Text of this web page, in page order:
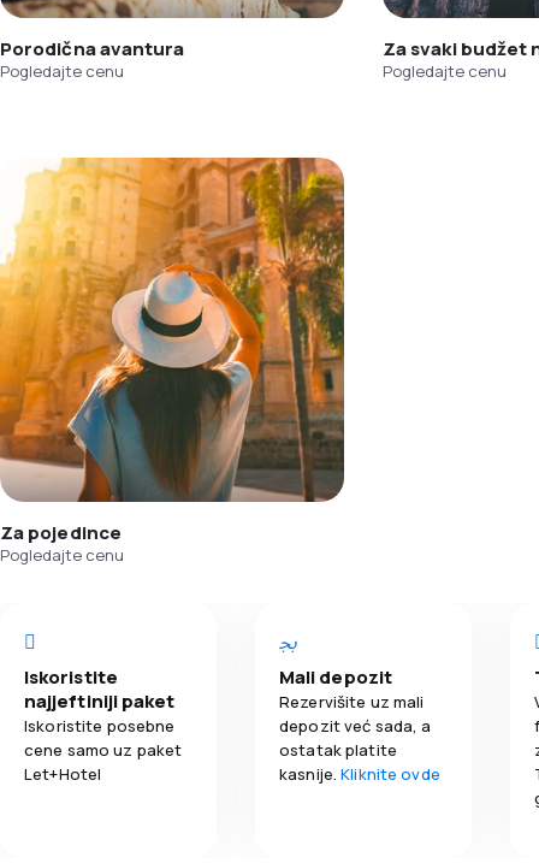
Porodična avantura
Pogledajte cenu
Za svaki budžet
Pogledajte cenu
Za pojedince
Pogledajte cenu
Iskoristite
najjeftiniji paket
Iskoristite posebne
cene samo uz paket
Let+Hotel
Mali depozit
Rezervišite uz mali
depozit već sada, a
ostatak platite
kasnije.Kliknite ovde